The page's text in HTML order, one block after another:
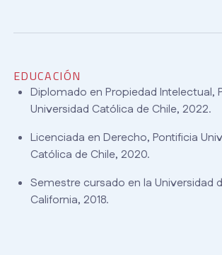
EDUCACIÓN
Diplomado en Propiedad Intelectual,
Universidad Católica de Chile, 2022.
Licenciada en Derecho, Pontificia
Católica de Chile, 2020.
Semestre cursado en la Universidad
California, 2018.